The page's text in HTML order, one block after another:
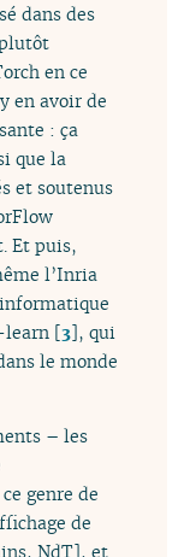
dans des
en ce
en avoir de
: ça
que la
et soutenus
Et puis,
l’Inria
[3], qui
le monde
– les
genre de
de
NdT], et